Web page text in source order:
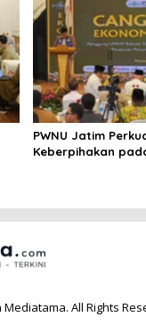
PWNU Jatim
Keberpihakan
All Rights